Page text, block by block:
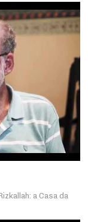
a Casa da